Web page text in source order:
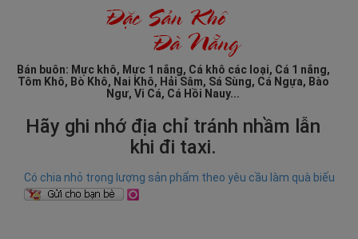
Bán buôn: Mực khô, Mực 1 nắng, Cá khô các loại, Cá 1 nắng,
Tôm Khô, Bò Khô, Nai Khô, Hải Sâm, Sá Sùng, Cá Ngựa, Bào
Ngư, Vi Cá, Cá Hồi Nauy...
Hãy ghi nhớ địa chỉ tránh nhầm lẫn
khi đi taxi.
Có chia nhỏ trọng lượng sản phẩm theo yêu cầu làm quà biếu